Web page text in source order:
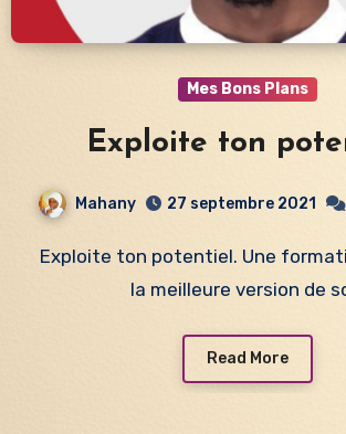
Mes Bons Plans
Exploite ton
Mahany 27 septembre 2021
Exploite ton potentiel. Une formation pour être
la meilleure version de
Read More